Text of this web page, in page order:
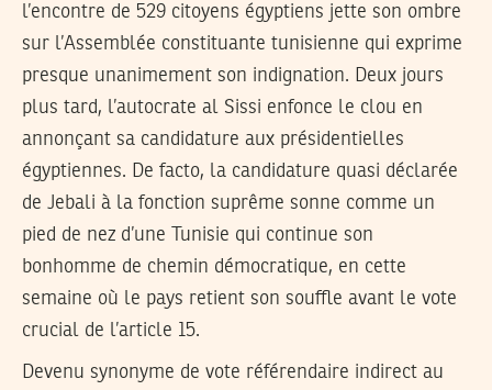
l’encontre de 529 citoyens égyptiens jette son ombre
sur l’Assemblée constituante tunisienne qui exprime
presque unanimement son indignation. Deux jours
plus tard, l’autocrate al Sissi enfonce le clou en
annonçant sa candidature aux présidentielles
égyptiennes. De facto, la candidature quasi déclarée
de Jebali à la fonction suprême sonne comme un
pied de nez d’une Tunisie qui continue son
bonhomme de chemin démocratique, en cette
semaine où le pays retient son souffle avant le vote
crucial de l’article 15.
Devenu synonyme de vote référendaire indirect au